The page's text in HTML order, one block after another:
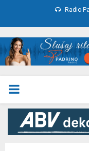
Radio
PRIMARY
MENU